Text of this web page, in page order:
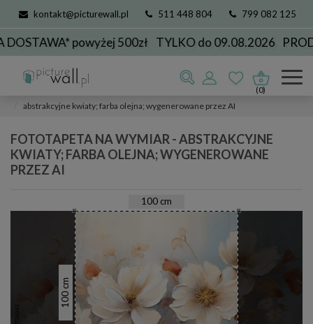
kontakt@picturewall.pl 511 448 804 799 082 125
powyżej 500zł TYLKO do 09.08.2026
(0)
Fototapety do jadalni
abstrakcyjne kwiaty; farba olejna; wygenerowane przez AI
FOTOTAPETA NA WYMIAR - ABSTRAKCYJNE
KWIATY; FARBA OLEJNA; WYGENEROWANE
PRZEZ AI
100 cm
100
cm